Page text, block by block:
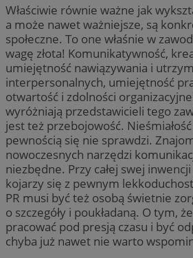
Właściwie równie ważne jak
a może nawet ważniejsze, są
społeczne. To one właśnie w
wagę złota! Komunikatywność,
umiejętność nawiązywania i
interpersonalnych, umiejętność
otwartość i zdolności
wyróżniają przedstawicieli tego
jest też przebojowość.
pewnością się nie sprawdzi.
nowoczesnych narzędzi
niezbędne. Przy całej swej
kojarzy się z pewnym
PR musi być też osobą świetnie
o szczegóły i poukładaną. O tym,
pracować pod presją czasu i być
chyba już nawet nie warto